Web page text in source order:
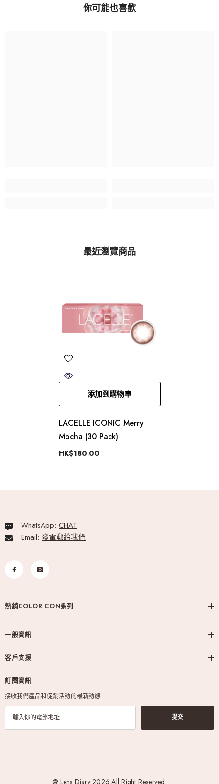
你可能也喜歡
最近瀏覽商品
添加到購物車
LACELLE ICONIC Merry
Mocha (30 Pack)
HK$180.00
WhatsApp: CHAT
Email: 發電郵給我們
熱銷COLOR CON系列
一般資訊
客戶支援
訂閱資訊
接收我們產品和促銷活動的最新動態
提交
@ Lens Diary 2026 All Right Reserved.